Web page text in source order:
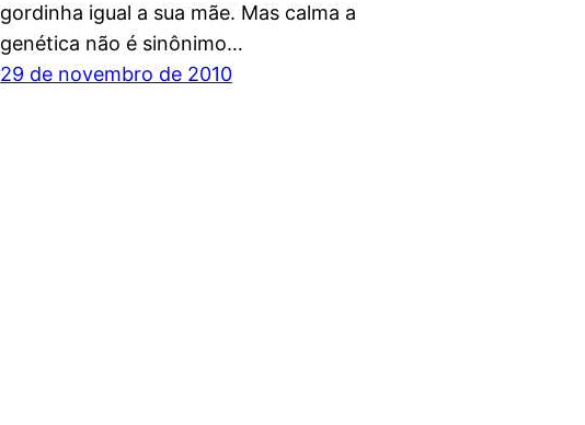
gordinha igual a sua mãe. Mas calma a
genética não é sinônimo…
29 de novembro de 2010